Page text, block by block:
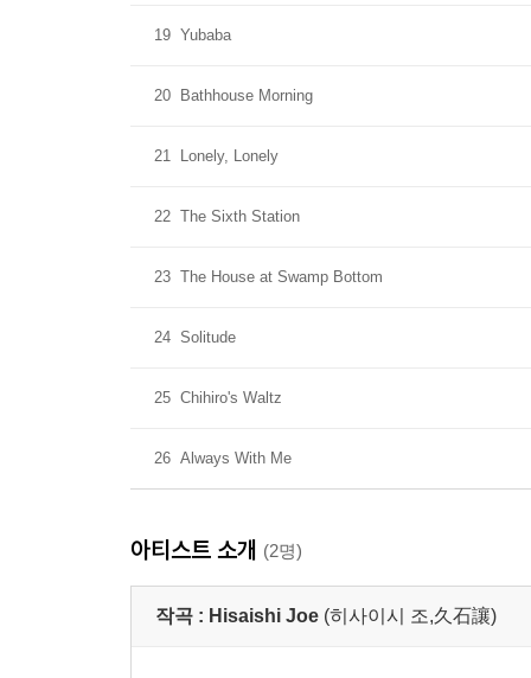
19 Yubaba
20 Bathhouse Morning
21 Lonely, Lonely
22 The Sixth Station
23 The House at Swamp Bottom
24 Solitude
25 Chihiro's Waltz
26 Always With Me
아티스트 소개 (2명)
작곡 : Hisaishi Joe (히사이시 조,久石讓)